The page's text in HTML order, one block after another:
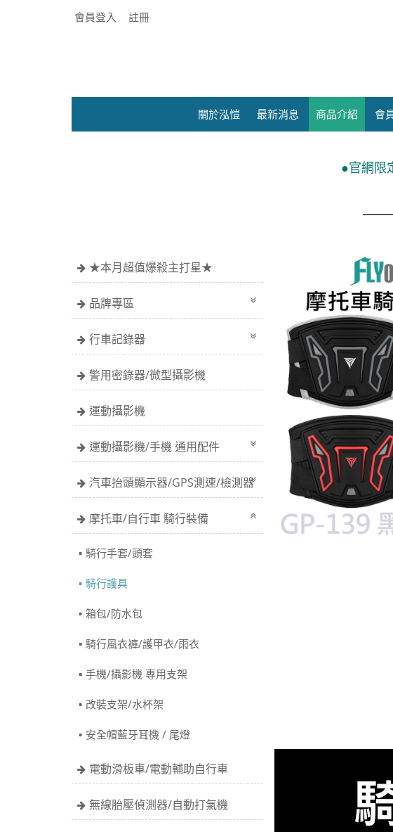
會員登入 註冊
關於泓愷 最新消息 商品介紹 會
●官網限定價~滿額$699
★本月超值爆殺主打星★
品牌專區
行車記錄器
警用密錄器/微型攝影機
運動攝影機
運動攝影機/手機 通用配件
汽車抬頭顯示器/GPS測速/檢測器
摩托車/自行車 騎行裝備
騎行手套/頭套
騎行護具
箱包/防水包
騎行風衣褲/護甲衣/雨衣
手機/攝影機 專用支架
改裝支架/水杯架
安全帽藍牙耳機 / 尾燈
電動滑板車/電動輔助自行車
無線胎壓偵測器/自動打氣機